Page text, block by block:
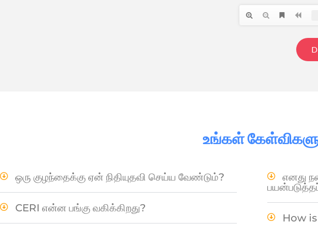
உங்கள்
ஒரு குழந்தைக்கு ஏன் நிதியுதவி செய்ய வேண்டும்?
CERI என்ன பங்கு வகிக்கிறது?
எனது
How